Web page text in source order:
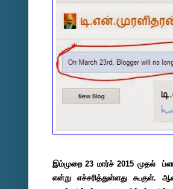
இம்முறை 23 மார்ச் 2015 முதல்
என்று எச்சரித்துள்ளது